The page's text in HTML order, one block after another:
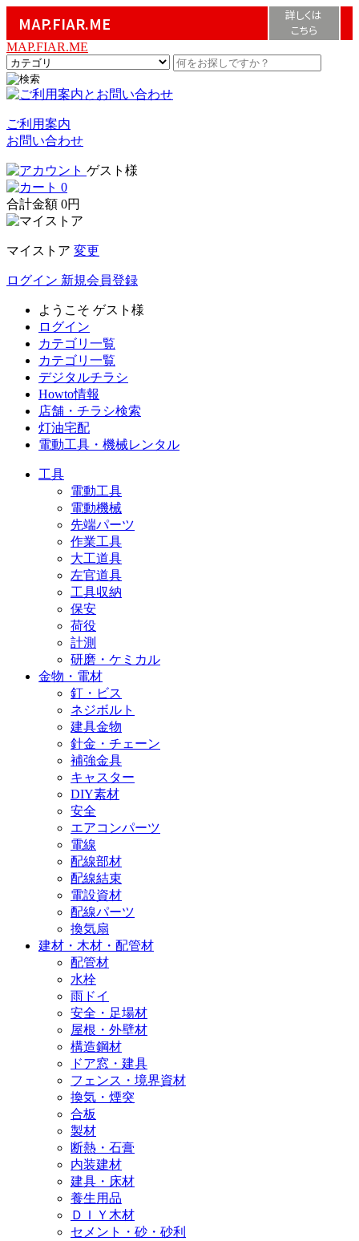
MAP.FIAR.ME
詳しくは
こちら
MAP.FIAR.ME
ご利用案内
お問い合わせ
ゲスト様
0
合計金額 0円
マイストア 変更
ログイン 新規会員登録
ようこそ ゲスト様
ログイン
カテゴリ一覧
カテゴリ一覧
デジタルチラシ
Howto情報
店舗・チラシ検索
灯油宅配
電動工具・機械レンタル
工具
電動工具
電動機械
先端パーツ
作業工具
大工道具
左官道具
工具収納
保安
荷役
計測
研磨・ケミカル
金物・電材
釘・ビス
ネジボルト
建具金物
針金・チェーン
補強金具
キャスター
DIY素材
安全
エアコンパーツ
電線
配線部材
配線結束
電設資材
配線パーツ
換気扇
建材・木材・配管材
配管材
水栓
雨ドイ
安全・足場材
屋根・外壁材
構造鋼材
ドア窓・建具
フェンス・境界資材
換気・煙突
合板
製材
断熱・石膏
内装建材
建具・床材
養生用品
ＤＩＹ木材
セメント・砂・砂利